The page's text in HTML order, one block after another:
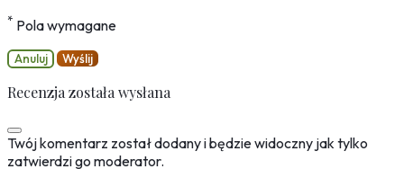
* Pola wymagane
Anuluj Wyślij
Recenzja została wysłana
Twój komentarz został dodany i będzie widoczny jak tylko
zatwierdzi go moderator.